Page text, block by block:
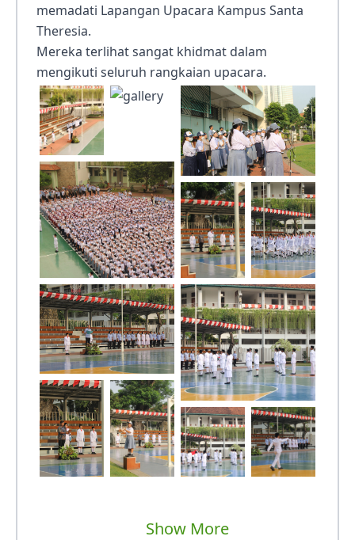
memadati Lapangan Upacara Kampus Santa
Theresia.
Mereka terlihat sangat khidmat dalam
mengikuti seluruh rangkaian upacara.
Show More